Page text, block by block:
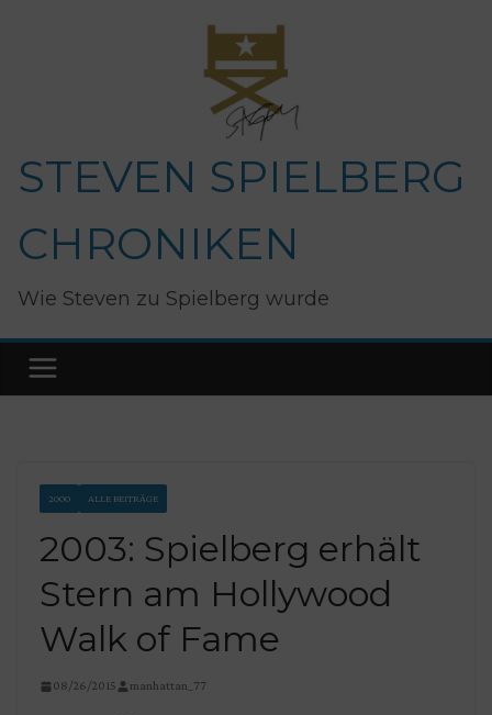
STEVEN SPIELBERG
CHRONIKEN
Wie Steven zu Spielberg wurde
2000 ALLE BEITRÄGE
2003: Spielberg erhält
Stern am Hollywood
Walk of Fame
08/26/2015 manhattan_77